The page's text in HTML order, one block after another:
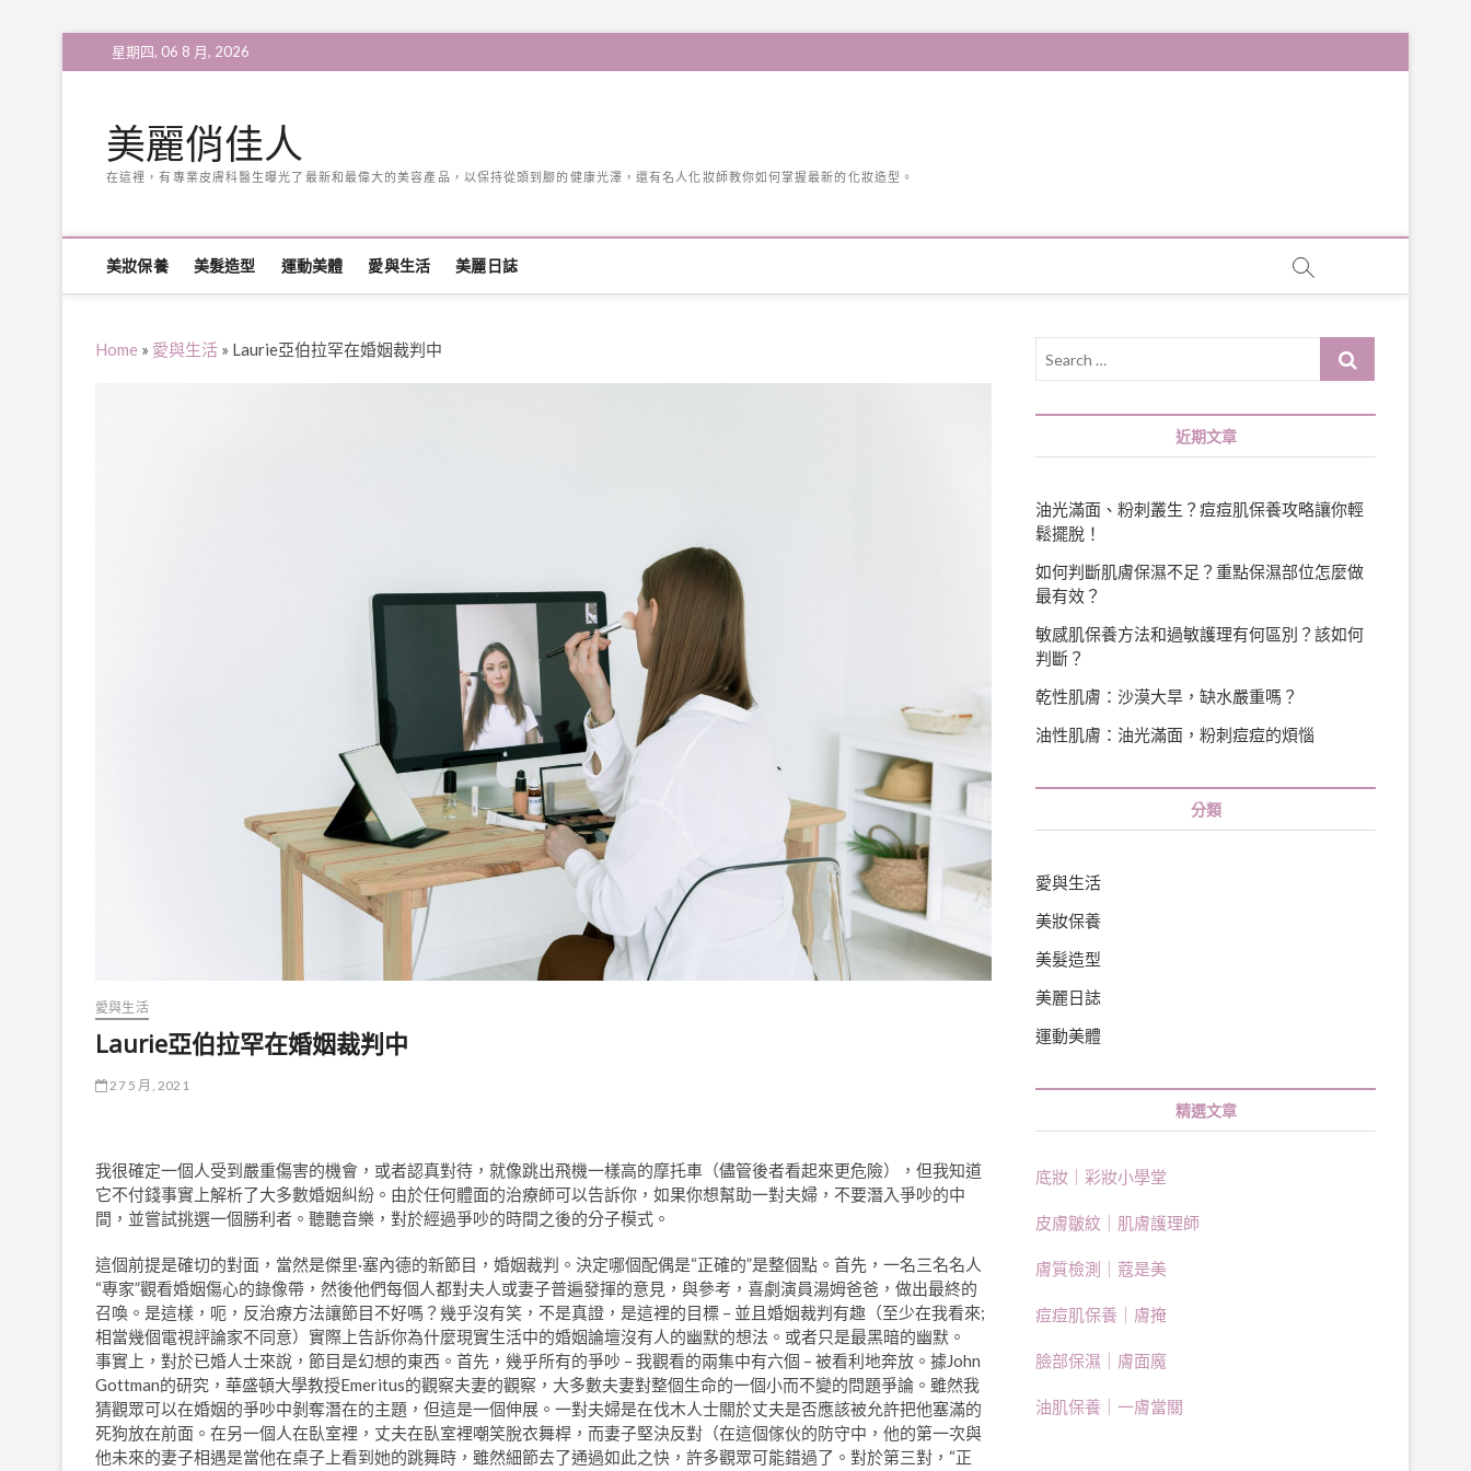
to
星期四, 06 8 月, 2026
美麗俏佳人
在這裡，有專業皮膚科醫生曝光了最新和最偉大的美容產品，以保持從頭到腳的健康光澤，還有名人化妝師教你如何掌握最新的化妝造型。
美妝保養 美髮造型 運動美體 愛與生活 美麗日誌
Home » 愛與生活 » Laurie亞伯拉罕在婚姻裁判中
愛與生活
Laurie亞伯拉罕在婚姻裁判中
27 5 月, 2021
我很確定一個人受到嚴重傷害的機會，或者認真對待，就像跳出飛機一樣高的摩托車（儘管後者看起來更危險），但我知道
它不付錢事實上解析了大多數婚姻糾紛。由於任何體面的治療師可以告訴你，如果你想幫助一對夫婦，不要潛入爭吵的中
間，並嘗試挑選一個勝利者。聽聽音樂，對於經過爭吵的時間之後的分子模式。
這個前提是確切的對面，當然是傑里·塞內德的新節目，婚姻裁判。決定哪個配偶是“正確的”是整個點。首先，一名三名名人
“專家”觀看婚姻傷心的錄像帶，然後他們每個人都對夫人或妻子普遍發揮的意見，與參考，喜劇演員湯姆爸爸，做出最終的
召喚。是這樣，呃，反治療方法讓節目不好嗎？幾乎沒有笑，不是真證，是這裡的目標 – 並且婚姻裁判有趣（至少在我看來;
相當幾個電視評論家不同意）實際上告訴你為什麼現實生活中的婚姻論壇沒有人的幽默的想法。或者只是最黑暗的幽默。
事實上，對於已婚人士來說，節目是幻想的東西。首先，幾乎所有的爭吵 – 我觀看的兩集中有六個 – 被看利地奔放。據John
Gottman的研究，華盛頓大學教授Emeritus的觀察夫妻的觀察，大多數夫妻對整個生命的一個小而不變的問題爭論。雖然我
猜觀眾可以在婚姻的爭吵中剝奪潛在的主題，但這是一個伸展。一對夫婦是在伐木人士關於丈夫是否應該被允許把他塞滿的
死狗放在前面。在另一個人在臥室裡，丈夫在臥室裡嘲笑脫衣舞桿，而妻子堅決反對（在這個傢伙的防守中，他的第一次與
他未來的妻子相遇是當他在桌子上看到她的跳舞時，雖然細節去了通過如此之快，許多觀眾可能錯過了。對於第三對，“正
Search
近期文章
油光滿面、粉刺叢生？痘痘肌保養攻略讓你輕
鬆擺脫！
如何判斷肌膚保濕不足？重點保濕部位怎麼做
最有效？
敏感肌保養方法和過敏護理有何區別？該如何
判斷？
乾性肌膚：沙漠大旱，缺水嚴重嗎？
油性肌膚：油光滿面，粉刺痘痘的煩惱
分類
愛與生活
美妝保養
美髮造型
美麗日誌
運動美體
精選文章
底妝｜彩妝小學堂
皮膚皺紋｜肌膚護理師
膚質檢測｜蔻是美
痘痘肌保養｜膚掩
臉部保濕｜膚面魔
油肌保養｜一膚當關